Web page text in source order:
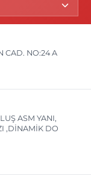
CAD. NO:24 A
ASM YANI,
,DİNAMİK DO